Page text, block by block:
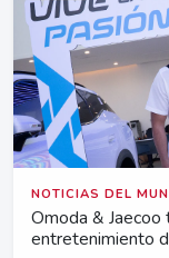
NOTICIAS DEL
Omoda &
entretenimiento